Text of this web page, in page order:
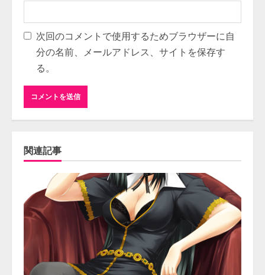
次回のコメントで使用するためブラウザーに自
分の名前、メールアドレス、サイトを保存す
る。
関連記事